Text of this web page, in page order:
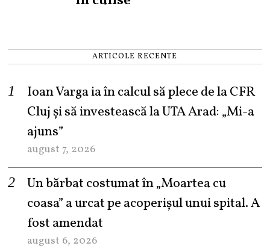
ARTICOLE RECENTE
Ioan Varga ia în calcul să plece de la CFR
Cluj și să investească la UTA Arad: „Mi-a
ajuns”
august 7, 2026
Un bărbat costumat în „Moartea cu
coasa” a urcat pe acoperișul unui spital. A
fost amendat
august 6, 2026